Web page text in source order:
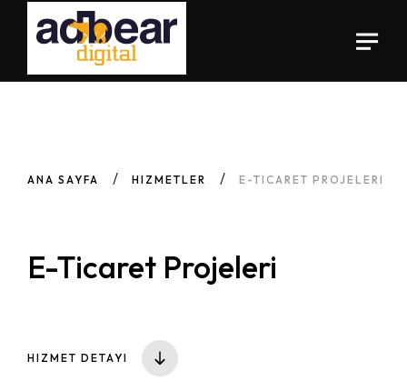
ANA SAYFA HIZMETLER E-TICARET PROJELERI
E-Ticaret Projeleri
HIZMET DETAYI